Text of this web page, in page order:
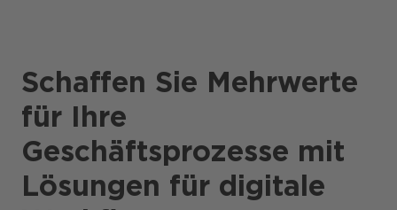
Schaffen Sie Mehrwerte
für Ihre
Geschäftsprozesse mit
Lösungen für digitale